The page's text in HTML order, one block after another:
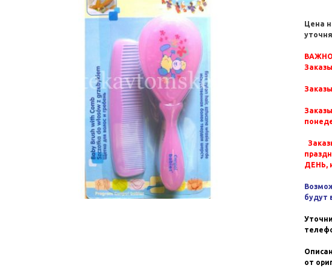
Цена
ДЕНЬ,
будут
от